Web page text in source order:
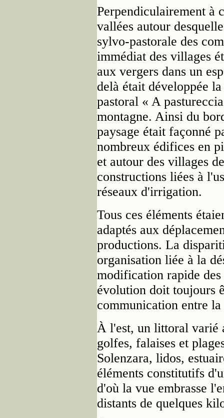
Perpendiculairement à
vallées autour
sylvo-pastorale des
immédiat des villages
aux vergers dans un
delà était développée
pastoral « A
montagne. Ainsi du
paysage était façonné
nombreux édifices en
et autour des villages
constructions liées à
réseaux d'irrigation.
Tous ces éléments
adaptés aux
productions. La
organisation liée à la
modification rapide des
évolution doit toujours
communication entre
À l'est, un littoral varié
golfes, falaises et
Solenzara, lidos,
éléments constitutifs
d'où la vue embrasse
distants de quelques